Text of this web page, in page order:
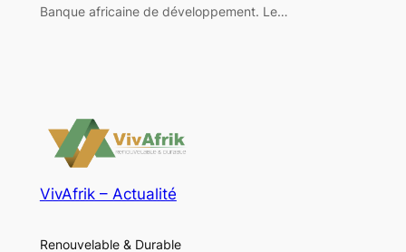
Banque africaine de développement. Le…
VivAfrik – Actualité
Renouvelable & Durable